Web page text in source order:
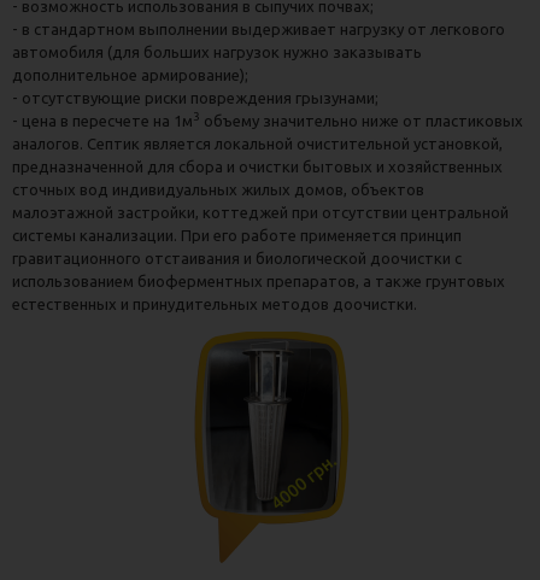
БИОФИЛЬТРЫ, АНАЛОГ ФИЛЬТРА POLYLOK PL-250
(США)
ДРЕНАЖНЫЕ МОДУЛИ, ТОННЕЛИ, БЛОКИ
КЕССОНЫ ДЛЯ СКВАЖИНЫ И ПОГРЕБА ИЗ
ГИДРОБЕТОНА ОТ ПРОИЗВОДИТЕЛЯ "НИКОС-
БУД", СРОК СЛУЖБЫ ОТ 80 ЛЕТ
КЕССОНЫ ДЛЯ СКВАЖИНЫ И ПОГРЕБА ИЗ
ПОЛИПРОПИЛЕНА ОТ ПРОИЗВОДИТЕЛЯ "НИКОС-
БУД", СРОК СЛУЖБЫ ОТ 80 ЛЕТ
БОМБОУБЕЖИЩЕ-БУНКЕР
АВТОНОМНОЙ КАНАЛИЗАЦИИ
БУРЕНИЕ СКВАЖИН НА ВОДУ
ИНЖЕНЕРНЫЕ СИСТМЫ НА УЧАСТКЕ, ДРЕНАЖ И
СЕПТИКИ ПЛАСТИКОВЫЕ
- возможность использования в сыпучих почвах;
- в стандартном выполнении выдерживает нагрузку от легкового
автомобиля (для больших нагрузок нужно заказывать
дополнительное армирование);
- отсутствующие риски повреждения грызунами;
- цена в пересчете на 1м3 объему значительно ниже от пластиковых
аналогов. Септик является локальной очистительной установкой,
предназначенной для сбора и очистки бытовых и хозяйственных
сточных вод индивидуальных жилых домов, объектов
малоэтажной застройки, коттеджей при отсутствии центральной
системы канализации. При его работе применяется принцип
гравитационного отстаивания и биологической доочистки с
использованием биоферментных препаратов, а также грунтовых
естественных и принудительных методов доочистки.